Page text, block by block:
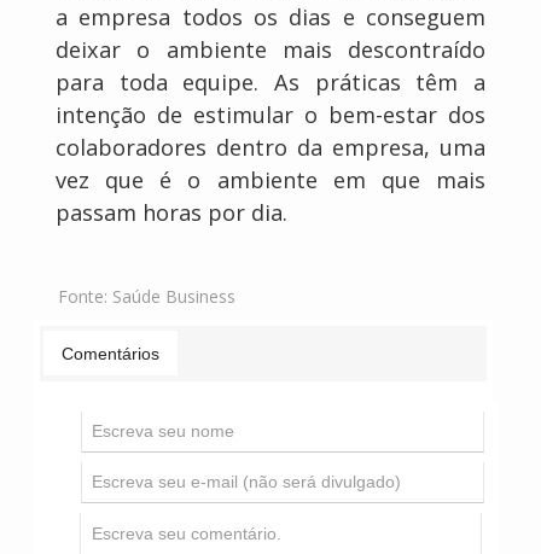
a empresa todos os dias e conseguem
deixar o ambiente mais descontraído
para toda equipe. As práticas têm a
intenção de estimular o bem-estar dos
colaboradores dentro da empresa, uma
vez que é o ambiente em que mais
passam horas por dia.
Fonte: Saúde Business
Comentários